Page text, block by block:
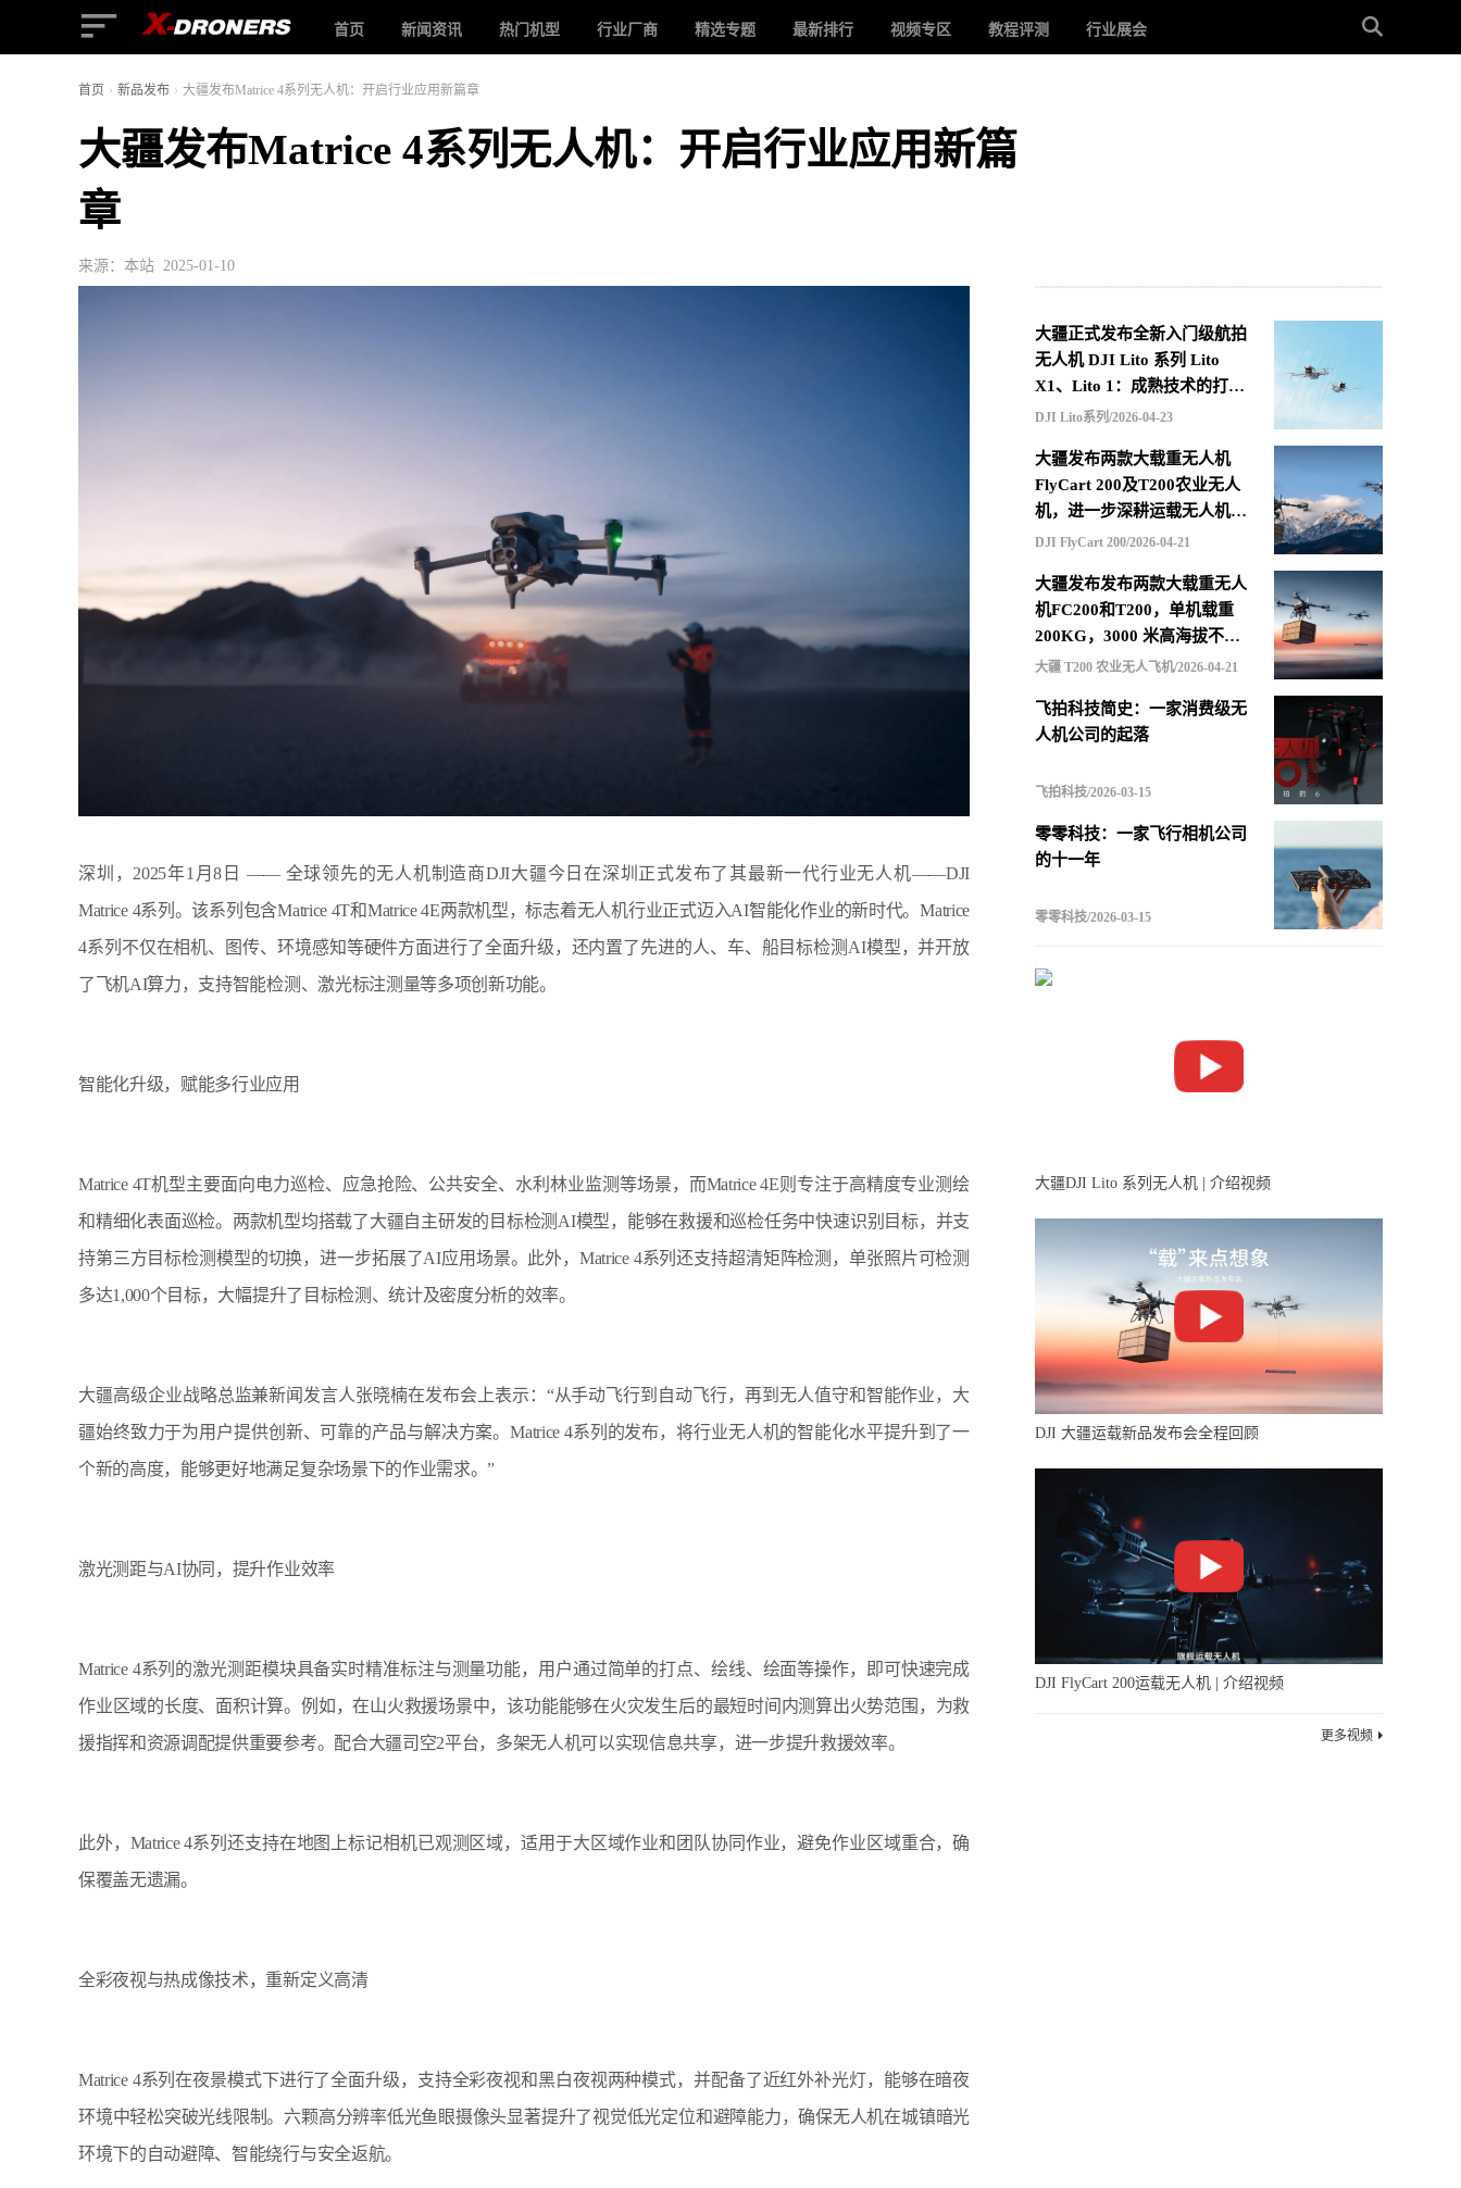
首页 新闻资讯 热门机型 行业厂商 精选专题 最新排行 视频专区 教程评测 行业展会
首页 › 新品发布 › 大疆发布Matrice 4系列无人机：开启行业应用新篇章
大疆发布Matrice 4系列无人机：开启行业应用新篇
章
来源：本站 2025-01-10
深圳，2025年1月8日 —— 全球领先的无人机制造商DJI大疆今日在深圳正式发布了其最新一代行业无人机——DJI
Matrice 4系列。该系列包含Matrice 4T和Matrice 4E两款机型，标志着无人机行业正式迈入AI智能化作业的新时代。Matrice
4系列不仅在相机、图传、环境感知等硬件方面进行了全面升级，还内置了先进的人、车、船目标检测AI模型，并开放
了飞机AI算力，支持智能检测、激光标注测量等多项创新功能。
智能化升级，赋能多行业应用
Matrice 4T机型主要面向电力巡检、应急抢险、公共安全、水利林业监测等场景，而Matrice 4E则专注于高精度专业测绘
和精细化表面巡检。两款机型均搭载了大疆自主研发的目标检测AI模型，能够在救援和巡检任务中快速识别目标，并支
持第三方目标检测模型的切换，进一步拓展了AI应用场景。此外，Matrice 4系列还支持超清矩阵检测，单张照片可检测
多达1,000个目标，大幅提升了目标检测、统计及密度分析的效率。
大疆高级企业战略总监兼新闻发言人张晓楠在发布会上表示：“从手动飞行到自动飞行，再到无人值守和智能作业，大
疆始终致力于为用户提供创新、可靠的产品与解决方案。Matrice 4系列的发布，将行业无人机的智能化水平提升到了一
个新的高度，能够更好地满足复杂场景下的作业需求。”
激光测距与AI协同，提升作业效率
Matrice 4系列的激光测距模块具备实时精准标注与测量功能，用户通过简单的打点、绘线、绘面等操作，即可快速完成
作业区域的长度、面积计算。例如，在山火救援场景中，该功能能够在火灾发生后的最短时间内测算出火势范围，为救
援指挥和资源调配提供重要参考。配合大疆司空2平台，多架无人机可以实现信息共享，进一步提升救援效率。
此外，Matrice 4系列还支持在地图上标记相机已观测区域，适用于大区域作业和团队协同作业，避免作业区域重合，确
保覆盖无遗漏。
全彩夜视与热成像技术，重新定义高清
Matrice 4系列在夜景模式下进行了全面升级，支持全彩夜视和黑白夜视两种模式，并配备了近红外补光灯，能够在暗夜
环境中轻松突破光线限制。六颗高分辨率低光鱼眼摄像头显著提升了视觉低光定位和避障能力，确保无人机在城镇暗光
环境下的自动避障、智能绕行与安全返航。
大疆正式发布全新入门级航拍
无人机 DJI Lito 系列 Lito
X1、Lito 1：成熟技术的打包
重组，更低价格的选择
DJI Lito系列/2026-04-23
大疆发布两款大载重无人机
FlyCart 200及T200农业无人
机，进一步深耕运载无人机市
场
DJI FlyCart 200/2026-04-21
大疆发布发布两款大载重无人
机FC200和T200，单机载重
200KG，3000 米高海拔不减
载，支持四机联吊最多600KG
大疆 T200 农业无人飞机/2026-04-21
飞拍科技简史：一家消费级无
人机公司的起落
飞拍科技/2026-03-15
零零科技：一家飞行相机公司
的十一年
零零科技/2026-03-15
大疆DJI Lito 系列无人机 | 介绍视频
DJI 大疆运载新品发布会全程回顾
DJI FlyCart 200运载无人机 | 介绍视频
更多视频